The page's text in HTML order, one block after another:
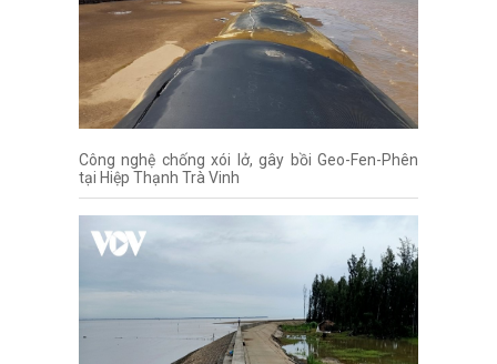
Công nghệ chống xói lở, gây bồi Geo-Fen-Phên
tại Hiệp Thạnh Trà Vinh